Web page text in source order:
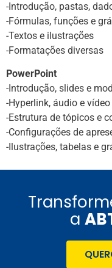
-Introdução, pastas,
-Fórmulas, funções e
-Textos e ilustrações
-Formatações diversas
PowerPoint
-Introdução, slides e
-Hyperlink, áudio e vídeo
-Estrutura de tópicos e
-Configurações de
-Ilustrações, tabelas e
a